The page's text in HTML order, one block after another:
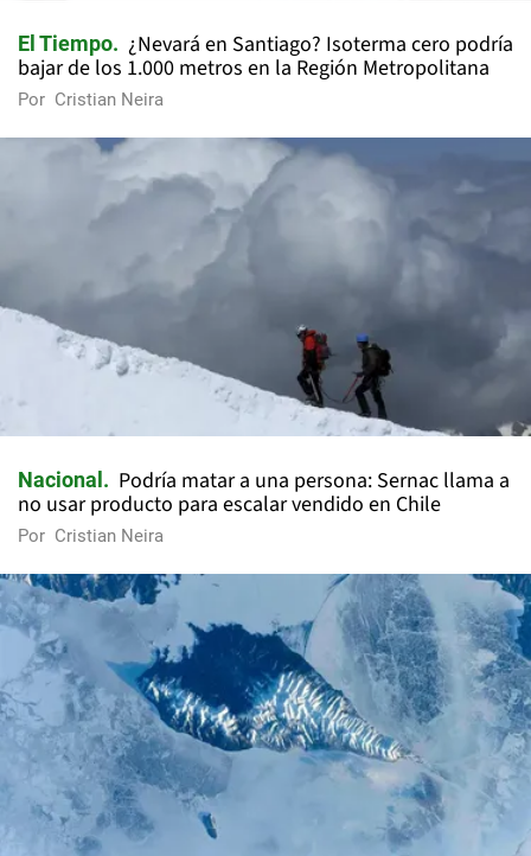
El Tiempo
¿Nevará en Santiago? Isoterma cero podría
bajar de los 1.000 metros en la Región Metropolitana
Por Cristian Neira
Nacional
Podría matar a una persona: Sernac llama a
no usar producto para escalar vendido en Chile
Por Cristian Neira